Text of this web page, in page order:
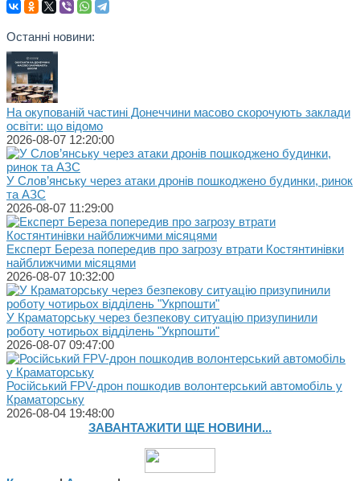
Останні новини:
На окупованій частині Донеччини масово скорочують заклади
освіти: що відомо
2026-08-07 12:20:00
У Слов’янську через атаки дронів пошкоджено будинки, ринок
та АЗС
2026-08-07 11:29:00
Експерт Береза попередив про загрозу втрати Костянтинівки
найближчими місяцями
2026-08-07 10:32:00
У Краматорську через безпекову ситуацію призупинили
роботу чотирьох відділень "Укрпошти"
2026-08-07 09:47:00
Російський FPV-дрон пошкодив волонтерський автомобіль у
Краматорську
2026-08-04 19:48:00
ЗАВАНТАЖИТИ ЩЕ НОВИНИ...